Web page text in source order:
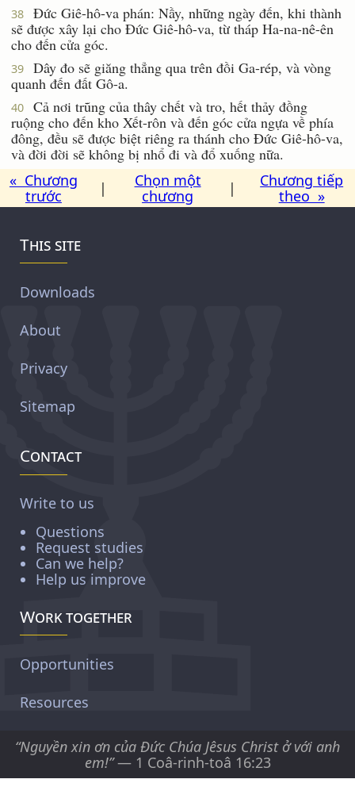
38
Ðức Giê-hô-va phán: Nầy, những ngày đến, khi thành
sẽ được xây lại cho Ðức Giê-hô-va, từ tháp Ha-na-nê-ên
cho đến cửa góc.
39
Dây đo sẽ giăng thẳng qua trên đồi Ga-rép, và vòng
quanh đến đất Gô-a.
40
Cả nơi trũng của thây chết và tro, hết thảy đồng
ruộng cho đến kho Xết-rôn và đến góc cửa ngựa về phía
đông, đều sẽ được biệt riêng ra thánh cho Ðức Giê-hô-va,
và đời đời sẽ không bị nhổ đi và đổ xuống nữa.
« Chương
trước
|
Chọn một
chương
|
Chương tiếp
theo »
This site
Downloads
About
Privacy
Sitemap
Contact
Write to us
Questions
Request studies
Can we help?
Help us improve
Work together
Opportunities
Resources
“Nguyền xin ơn của Ðức Chúa Jêsus Christ ở với anh
em!”— 1 Coâ-rinh-toâ 16:23